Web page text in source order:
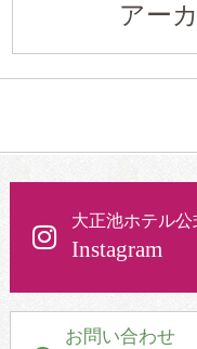
アー
大正池ホテル公
Instagram
お問い合わせ